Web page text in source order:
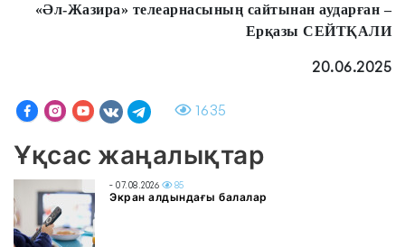
«Әл-Жазира» телеарнасының сайтынан аударған –
Ерқазы СЕЙТҚАЛИ
20.06.2025
1635
Ұқсас жаңалықтар
- 07.08.2026 85
Экран алдындағы балалар